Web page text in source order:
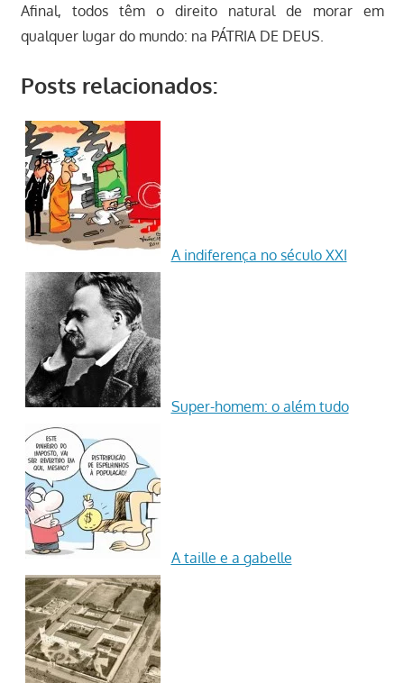
Afinal, todos têm o direito natural de morar em
qualquer lugar do mundo: na PÁTRIA DE DEUS.
Posts relacionados:
A indiferença no século XXI
Super-homem: o além tudo
A taille e a gabelle